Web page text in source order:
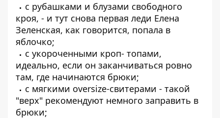
с рубашками и блузами свободного
кроя, - и тут снова первая леди Елена
Зеленская, как говорится, попала в
яблочко;
с укороченными кроп- топами,
идеально, если он заканчиваться ровно
там, где начинаются брюки;
с мягкими oversize-свитерами - такой
"верх" рекомендуют немного заправить в
брюки;